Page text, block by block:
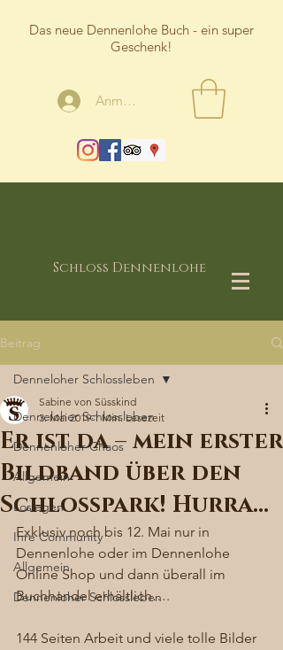
Das neue Dennenlohe Buch - ein super
Geschenk!
Anmelden
Schloss Dennenlohe
Beitrag
Denneloher Schlossleben
Dennenloher Chaos
Allgemein
Loslegen
Ihre Community
Allgemein
Dennenloher Schlossleben
Denneloher Schlossleben
Er ist da – mein erster
Bildband über den
Schlosspark! Hurra…
Sabine von Süsskind
3. Mai 2019 1 Min. Lesezeit
Exklusiv noch bis 12. Mai nur in
Dennenlohe oder im Dennenlohe
Online Shop und dann überall im
Buchhandel erhältlich….
144 Seiten Arbeit und viele tolle Bilder